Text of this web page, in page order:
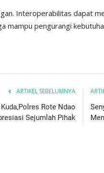
Interoperabilitas dapat
mampu pengurangi
ARTIKEL SEBELUMNYA
Rote Ndao
Sejumlah Pihak